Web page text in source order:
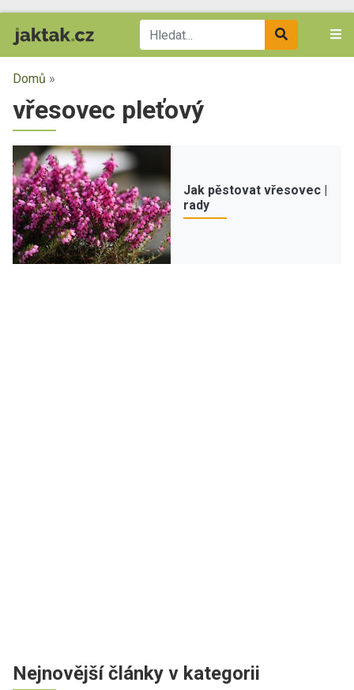
Domů »
vřesovec pleťový
Jak pěstovat vřesovec |
rady
Nejnovější články v kategorii